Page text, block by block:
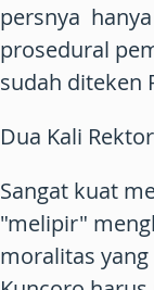
persnya
prosedural
sudah diteken
Dua Kali
Sangat kuat
"melipir"
moralitas